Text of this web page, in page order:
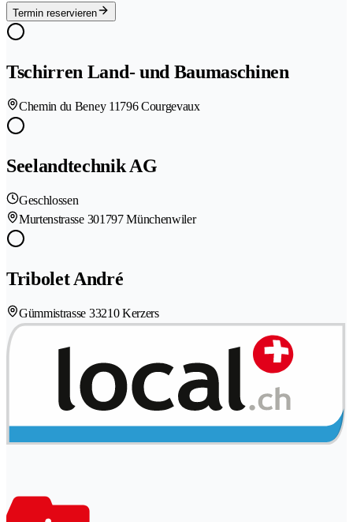
Termin reservieren
Tschirren Land- und Baumaschinen
Chemin du Beney 11796 Courgevaux
Seelandtechnik AG
Geschlossen
Murtenstrasse 301797 Münchenwiler
Tribolet André
Gümmistrasse 33210 Kerzers